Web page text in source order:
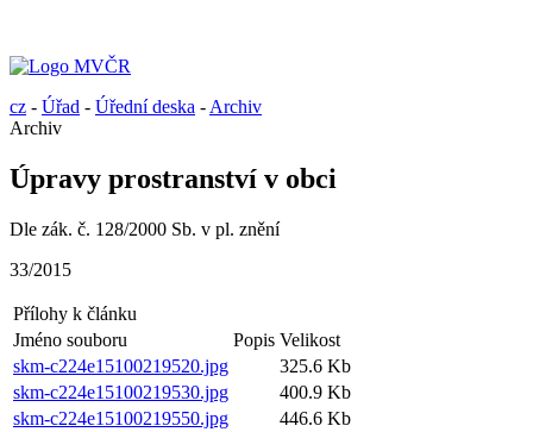
cz - Úřad - Úřední deska - Archiv
Archiv
Úpravy prostranství v obci
Dle zák. č. 128/2000 Sb. v pl. znění
33/2015
Přílohy k článku
Jméno souboru
Popis Velikost
skm-c224e15100219520.jpg
325.6 Kb
skm-c224e15100219530.jpg
400.9 Kb
skm-c224e15100219550.jpg
446.6 Kb